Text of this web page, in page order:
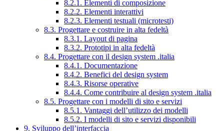
8.2.1. Elementi di composizione
8.2.2. Elementi interattivi
8.2.3. Elementi testuali (microtesti)
8.3. Progettare e costruire in alta fedeltà
8.3.1. Layout di pagina
8.3.2. Prototipi in alta fedeltà
8.4. Progettare con il design system .italia
8.4.1. Documentazione
8.4.2. Benefici del design system
8.4.3. Risorse operative
8.4.4. Come contribuire al design system .italia
8.5. Progettare con i modelli di sito e servizi
8.5.1. Vantaggi dell’utilizzo dei modelli
8.5.2. I modelli di sito e servizi disponibili
9. Sviluppo dell’interfaccia